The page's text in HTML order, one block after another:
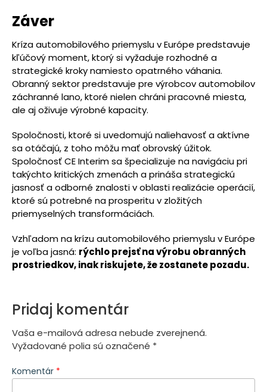
Záver
Kríza automobilového priemyslu v Európe predstavuje
kľúčový moment, ktorý si vyžaduje rozhodné a
strategické kroky namiesto opatrného váhania.
Obranný sektor predstavuje pre výrobcov automobilov
záchranné lano, ktoré nielen chráni pracovné miesta,
ale aj oživuje výrobné kapacity.
Spoločnosti, ktoré si uvedomujú naliehavosť a aktívne
sa otáčajú, z toho môžu mať obrovský úžitok.
Spoločnosť CE Interim sa špecializuje na navigáciu pri
takýchto kritických zmenách a prináša strategickú
jasnosť a odborné znalosti v oblasti realizácie operácií,
ktoré sú potrebné na prosperitu v zložitých
priemyselných transformáciách.
Vzhľadom na krízu automobilového priemyslu v Európe
je voľba jasná: rýchlo prejsť na výrobu obranných
prostriedkov, inak riskujete, že zostanete pozadu.
Pridaj komentár
Vaša e-mailová adresa nebude zverejnená.
Vyžadované polia sú označené *
Komentár *